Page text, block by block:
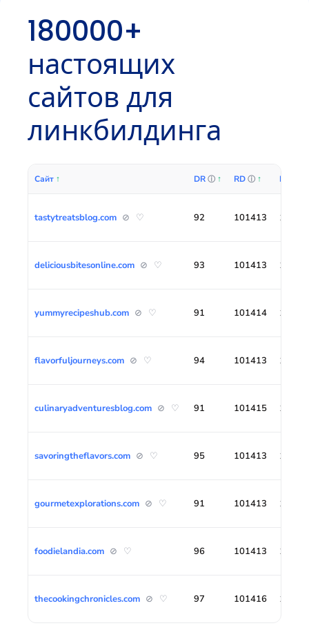
Head of SEO, GrowthPilot |
growthpilot.io
180000+
настоящих
сайтов для
линкбилдинга
Сайт ↑ DR ⓘ ↑ RD ⓘ ↑ LD
tastytreatsblog.com ⊘ ♡ 92 101413 14136
deliciousbitesonline.com ⊘ ♡ 93 101413 14135
yummyrecipeshub.com ⊘ ♡ 91 101414 14135
flavorfuljourneys.com ⊘ ♡ 94 101413 14135
culinaryadventuresblog.com ⊘ ♡ 91 101415 14137
savoringtheflavors.com ⊘ ♡ 95 101413 14135
gourmetexplorations.com ⊘ ♡ 91 101413 14138
foodielandia.com ⊘ ♡ 96 101413 14135
thecookingchronicles.com ⊘ ♡ 97 101416 14139